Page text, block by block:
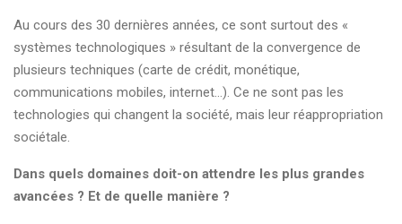
Au cours des 30 dernières années, ce sont surtout des «
systèmes technologiques » résultant de la convergence de
plusieurs techniques (carte de crédit, monétique,
communications mobiles, internet...). Ce ne sont pas les
technologies qui changent la société, mais leur réappropriation
sociétale.
Dans quels domaines doit-on attendre les plus grandes
avancées ? Et de quelle manière ?